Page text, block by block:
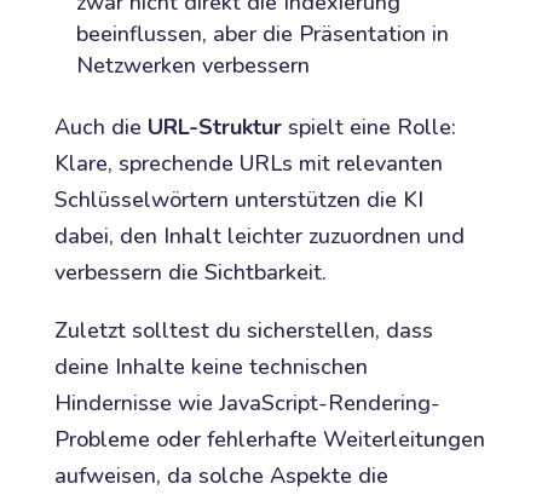
beeinflussen, aber die Präsentation in
Netzwerken verbessern
Auch die URL-Strukturspielt eine Rolle:
Klare, sprechende URLs mit relevanten
Schlüsselwörtern unterstützen die KI
dabei, den Inhalt leichter zuzuordnen und
verbessern die Sichtbarkeit.
Zuletzt solltest du sicherstellen, dass
deine Inhalte keine technischen
Hindernisse wie JavaScript-Rendering-
Probleme oder fehlerhafte Weiterleitungen
aufweisen, da solche Aspekte die